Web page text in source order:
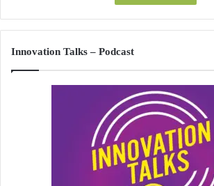
Innovation Talks – Podcast